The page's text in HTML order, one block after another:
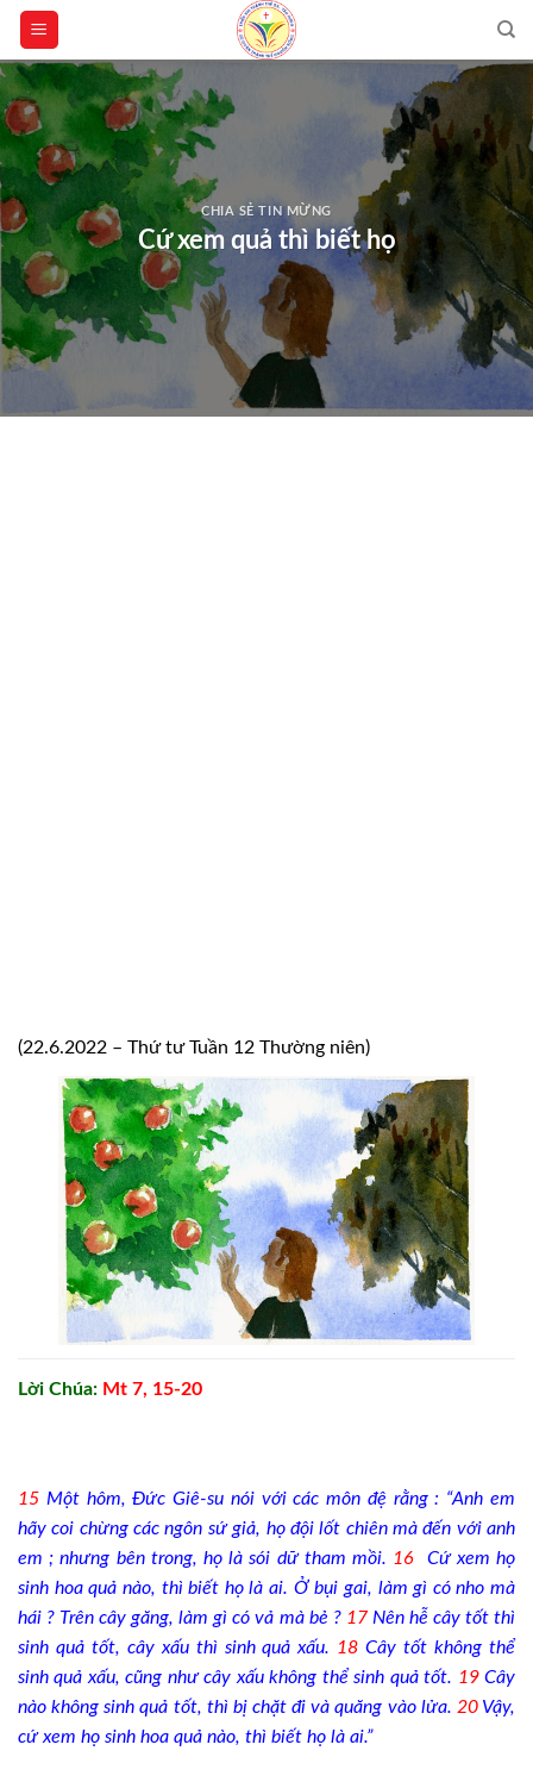
Skip
content
CHIA SẺ TIN MỪNG
Cứ xem quả thì biết họ
(22.6.2022 – Thứ tư Tuần 12 Thường niên)
Lời Chúa: Mt 7, 15-20
15 Một hôm, Đức Giê-su nói với các môn đệ rằng : “Anh em
hãy coi chừng các ngôn sứ giả, họ đội lốt chiên mà đến với anh
em ; nhưng bên trong, họ là sói dữ tham mồi. 16 Cứ xem họ
sinh hoa quả nào, thì biết họ là ai. Ở bụi gai, làm gì có nho mà
hái ? Trên cây găng, làm gì có vả mà bẻ ? 17Nên hễ cây tốt thì
sinh quả tốt, cây xấu thì sinh quả xấu. 18 Cây tốt không thể
sinh quả xấu, cũng như cây xấu không thể sinh quả tốt. 19Cây
nào không sinh quả tốt, thì bị chặt đi và quăng vào lửa. 20Vậy,
cứ xem họ sinh hoa quả nào, thì biết họ là ai.”